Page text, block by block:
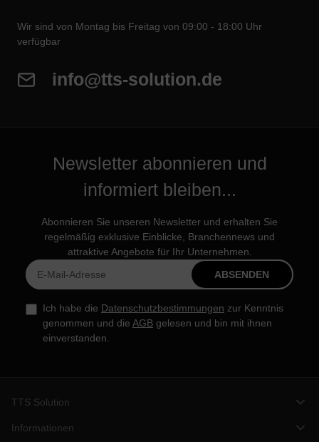
Wir sind von Montag bis Freitag von 09:00 - 18:00 Uhr
verfügbar
info@tts-solution.de
Newsletter abonnieren und
informiert bleiben...
Abonnieren Sie unseren Newsletter und erhalten Sie
regelmäßig exklusive Einblicke, Branchennews und
attraktive Angebote für Ihr Unternehmen.
ABSENDEN
Ich habe die Datenschutzbestimmungen zur Kenntnis
genommen und die AGB gelesen und bin mit ihnen
einverstanden.
TTS Solution
Informationen